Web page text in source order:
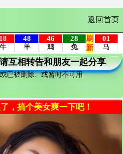
返回首页
互相转告和朋友一起分享
已被删除、或暂时不可用
，搞个美女爽一下吧！